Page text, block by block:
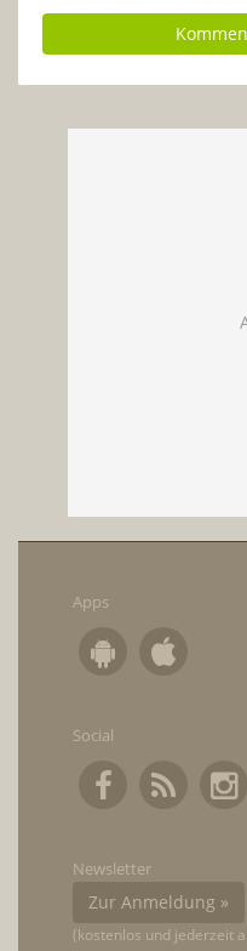
Apps
Social
Newsletter
Zur Anmeldung »
(kostenlos und jederzeit